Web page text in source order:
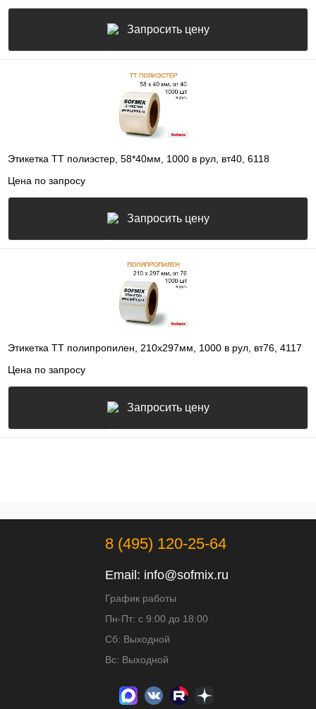
Запросить цену
Этикетка ТТ полиэстер, 58*40мм, 1000 в рул, вт40, 6118
Цена по запросу
Запросить цену
Этикетка ТТ полипропилен, 210х297мм, 1000 в рул, вт76, 4117
Цена по запросу
Запросить цену
8 (495) 120-25-64
Email: info@sofmix.ru
График работы
Пн-Пт: с 9:00 до 18:00
Сб: Выходной
Вс: Выходной